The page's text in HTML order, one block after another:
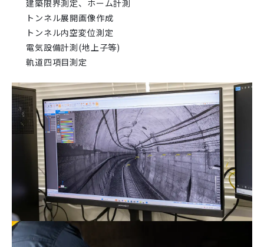
建築限界測定、ホーム計測
トンネル展開画像作成
トンネル内空変位測定
電気設備計測(地上子等)
軌道四項目測定